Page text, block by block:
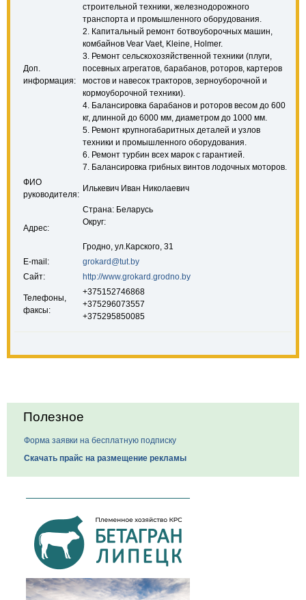
Доп.
информация:
строительной техники, железнодорожного
транспорта и промышленного оборудования.
2. Капитальный ремонт ботвоуборочных машин,
комбайнов Vear Vaet, Kleine, Holmer.
3. Ремонт сельскохозяйственной техники (плуги,
посевных агрегатов, барабанов, роторов, картеров
мостов и навесок тракторов, зерноуборочной и
кормоуборочной техники).
4. Балансировка барабанов и роторов весом до 600
кг, длинной до 6000 мм, диаметром до 1000 мм.
5. Ремонт крупногабаритных деталей и узлов
техники и промышленного оборудования.
6. Ремонт турбин всех марок с гарантией.
7. Балансировка грибных винтов лодочных моторов.
ФИО
руководителя:
Илькевич Иван Николаевич
Адрес:
Страна: Беларусь
Округ:
Гродно, ул.Карского, 31
E-mail:
grokard@tut.by
Сайт:
http://www.grokard.grodno.by
Телефоны,
факсы:
+375152746868
+375296073557
+375295850085
Полезное
Форма заявки на бесплатную подписку
Скачать прайс на размещение рекламы